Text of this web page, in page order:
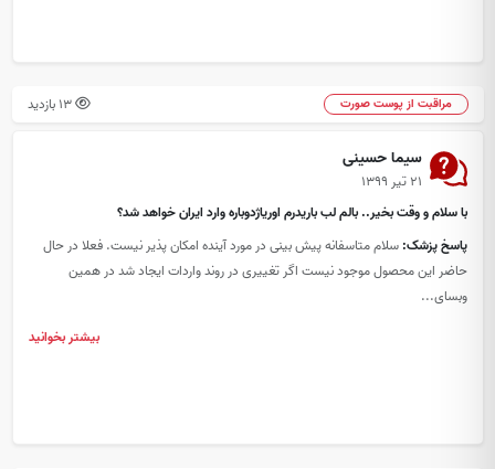
مراقبت از پوست صورت 13 بازدید
سیما حسینی
۲۱ تیر ۱۳۹۹
با سلام و وقت بخیر.. بالم لب باریدرم اوریاژدوباره وارد ایران خواهد شد؟
پاسخ پزشک: سلام متاسفانه پیش بینی در مورد آینده امکان پذیر نیست. فعلا در حال
حاضر این محصول موجود نیست اگر تغییری در روند واردات ایجاد شد در همین
وبسای...
بیشتر بخوانید